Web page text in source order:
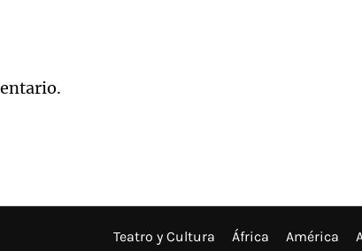
Teatro y Cultura África América